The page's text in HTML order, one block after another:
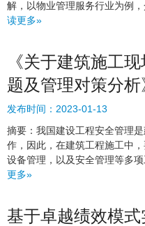
解，以物业管理服务行业为例
读更多»
《关于建筑施工
题及管理对策分析
发布时间： 2023-01-13
摘要：我国建设工程安全管理
作，因此，在建筑工程施工中
设备管理，以及安全管理等多
更多»
基于卓越绩效模